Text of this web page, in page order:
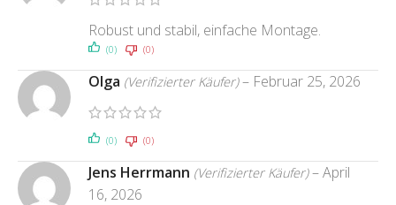
Robust und stabil, einfache Montage.
(0) (0)
Olga (Verifizierter Käufer) – Februar 25, 2026
(0) (0)
Jens Herrmann (Verifizierter Käufer) –April
16, 2026